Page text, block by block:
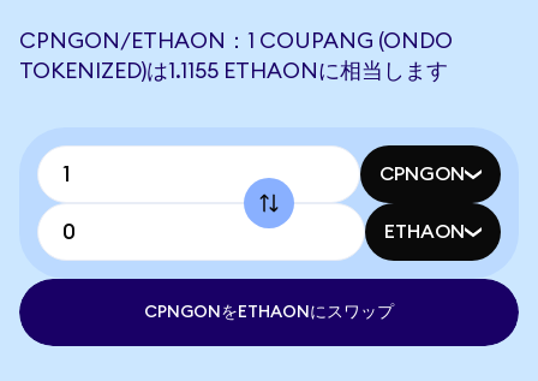
CPNGON/ETHAON：1 COUPANG (ONDO
TOKENIZED)は1.1155 ETHAONに相当します
CPNGON
ETHAON
CPNGONをETHAONにスワップ